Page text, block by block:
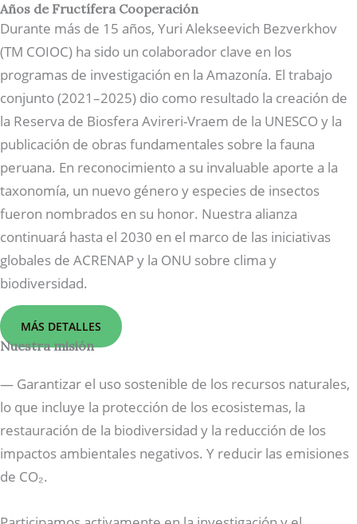
Años de Fructífera Cooperación
Durante más de 15 años, Yuri Alekseevich Bezverkhov
(TM COIOC) ha sido un colaborador clave en los
programas de investigación en la Amazonía. El trabajo
conjunto (2021–2025) dio como resultado la creación de
la Reserva de Biosfera Avireri-Vraem de la UNESCO y la
publicación de obras fundamentales sobre la fauna
peruana. En reconocimiento a su invaluable aporte a la
taxonomía, un nuevo género y especies de insectos
fueron nombrados en su honor. Nuestra alianza
continuará hasta el 2030 en el marco de las iniciativas
globales de ACRENAP y la ONU sobre clima y
biodiversidad.
MÁS DETALLES
Nuestra misión
— Garantizar el uso sostenible de los recursos naturales,
lo que incluye la protección de los ecosistemas, la
restauración de la biodiversidad y la reducción de los
impactos ambientales negativos. Y reducir las emisiones
de CO₂.